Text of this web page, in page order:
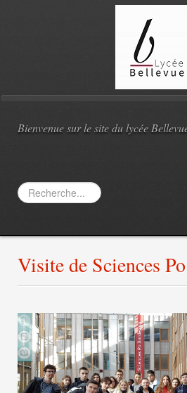
Bienvenue sur le site du lycée
Rechercher
Visite de Sciences